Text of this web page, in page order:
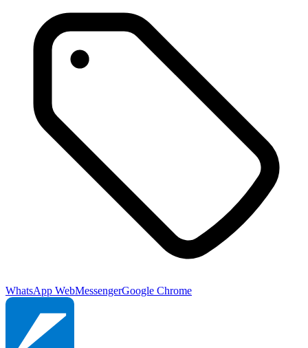
WhatsApp WebMessengerGoogle Chrome